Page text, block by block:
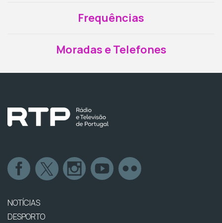
Frequências
Moradas e Telefones
NOTÍCIAS
DESPORTO